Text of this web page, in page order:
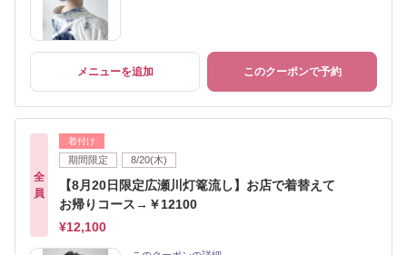
メニューを追加 このクーポンで予約
全
員
着付け
期間限定 8/20(木)
【8月20日限定広瀬川灯篭流し】お店で着替えて
お帰りコース→￥12100
¥12,100